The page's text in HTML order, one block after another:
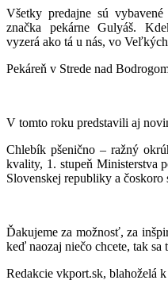
Všetky predajne sú
značka pekárne Gulyáš.
vyzerá ako tá u nás, vo
Pekáreň v Strede nad
V tomto roku predstavili aj
Chlebík pšenično – ražný
kvality, 1. stupeň Ministerstva
Slovenskej republiky a čoskoro
Ďakujeme za možnosť, za
keď naozaj niečo chcete, tak sa
Redakcie vkport.sk, blahoželá k